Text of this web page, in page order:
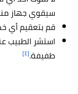
سيقوي جهاز
قم بتعقيم أي
استشر الطبيب
طفيفة.[٤]